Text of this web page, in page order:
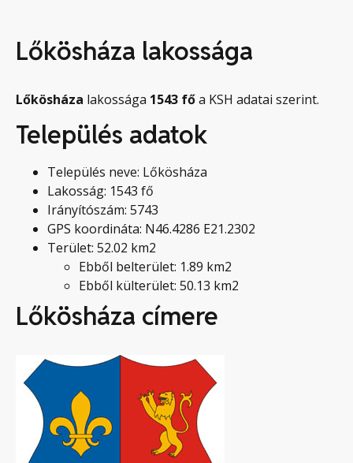
Lőkösháza lakossága
Lőkösháza lakossága 1543 főa KSH adatai szerint.
Település adatok
Település neve: Lőkösháza
Lakosság: 1543 fő
Irányítószám: 5743
GPS koordináta: N46.4286 E21.2302
Terület: 52.02 km2
Ebből belterület: 1.89 km2
Ebből külterület: 50.13 km2
Lőkösháza címere